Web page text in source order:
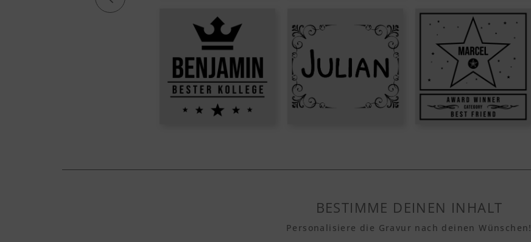
BESTIMME DEINEN INHALT
Personalisiere die Gravur nach deinen Wünschen!